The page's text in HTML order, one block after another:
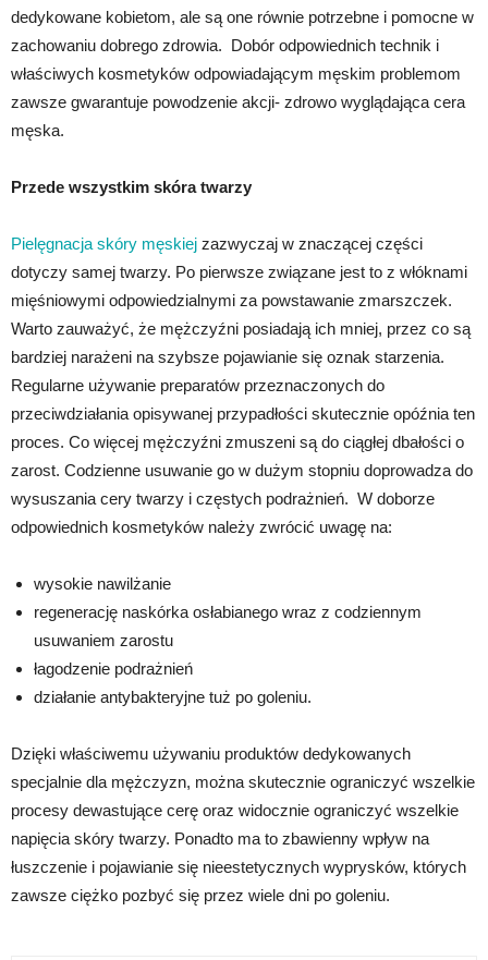
dedykowane kobietom, ale są one równie potrzebne i pomocne w
zachowaniu dobrego zdrowia. Dobór odpowiednich technik i
właściwych kosmetyków odpowiadającym męskim problemom
zawsze gwarantuje powodzenie akcji- zdrowo wyglądająca cera
męska.
Przede wszystkim skóra twarzy
Pielęgnacja skóry męskiej zazwyczaj w znaczącej części
dotyczy samej twarzy. Po pierwsze związane jest to z włóknami
mięśniowymi odpowiedzialnymi za powstawanie zmarszczek.
Warto zauważyć, że mężczyźni posiadają ich mniej, przez co są
bardziej narażeni na szybsze pojawianie się oznak starzenia.
Regularne używanie preparatów przeznaczonych do
przeciwdziałania opisywanej przypadłości skutecznie opóźnia ten
proces. Co więcej mężczyźni zmuszeni są do ciągłej dbałości o
zarost. Codzienne usuwanie go w dużym stopniu doprowadza do
wysuszania cery twarzy i częstych podrażnień. W doborze
odpowiednich kosmetyków należy zwrócić uwagę na:
wysokie nawilżanie
regenerację naskórka osłabianego wraz z codziennym
usuwaniem zarostu
łagodzenie podrażnień
działanie antybakteryjne tuż po goleniu.
Dzięki właściwemu używaniu produktów dedykowanych
specjalnie dla mężczyzn, można skutecznie ograniczyć wszelkie
procesy dewastujące cerę oraz widocznie ograniczyć wszelkie
napięcia skóry twarzy. Ponadto ma to zbawienny wpływ na
łuszczenie i pojawianie się nieestetycznych wyprysków, których
zawsze ciężko pozbyć się przez wiele dni po goleniu.